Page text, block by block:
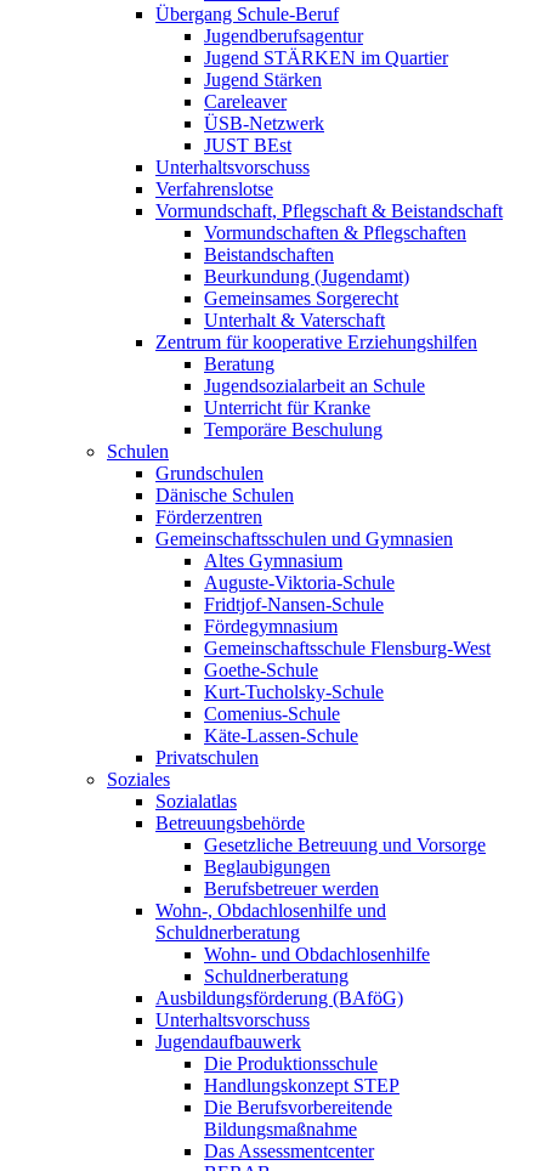
Übergang Schule-Beruf
Jugendberufsagentur
Jugend STÄRKEN im Quartier
Jugend Stärken
Careleaver
ÜSB-Netzwerk
JUST BEst
Unterhaltsvorschuss
Verfahrenslotse
Vormundschaft, Pflegschaft & Beistandschaft
Vormundschaften & Pflegschaften
Beistandschaften
Beurkundung (Jugendamt)
Gemeinsames Sorgerecht
Unterhalt & Vaterschaft
Zentrum für kooperative Erziehungshilfen
Beratung
Jugendsozialarbeit an Schule
Unterricht für Kranke
Temporäre Beschulung
Schulen
Grundschulen
Dänische Schulen
Förderzentren
Gemeinschaftsschulen und Gymnasien
Altes Gymnasium
Auguste-Viktoria-Schule
Fridtjof-Nansen-Schule
Fördegymnasium
Gemeinschaftsschule Flensburg-West
Goethe-Schule
Kurt-Tucholsky-Schule
Comenius-Schule
Käte-Lassen-Schule
Privatschulen
Soziales
Sozialatlas
Betreuungsbehörde
Gesetzliche Betreuung und Vorsorge
Beglaubigungen
Berufsbetreuer werden
Wohn-, Obdachlosenhilfe und
Schuldnerberatung
Wohn- und Obdachlosenhilfe
Schuldnerberatung
Ausbildungsförderung (BAföG)
Unterhaltsvorschuss
Jugendaufbauwerk
Die Produktionsschule
Handlungskonzept STEP
Die Berufsvorbereitende
Bildungsmaßnahme
Das Assessmentcenter